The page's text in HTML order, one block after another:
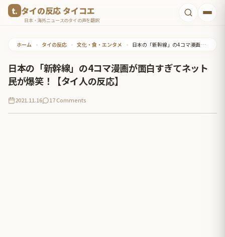
タイの反応 タイコエ
日本・海外ニュースのタイの声を翻訳
ホーム • タイの反応 • 文化・食・エンタメ • 日本の「新幹線」の4コマ漫画が面白すぎてネット民が爆笑！【タイ人の反応】
日本の「新幹線」の4コマ漫画が面白すぎてネット
民が爆笑！【タイ人の反応】
2021.11.16 17 Comments